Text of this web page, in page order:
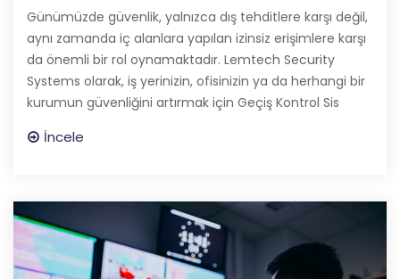
Günümüzde güvenlik, yalnızca dış tehditlere karşı değil,
aynı zamanda iç alanlara yapılan izinsiz erişimlere karşı
da önemli bir rol oynamaktadır. Lemtech Security
Systems olarak, iş yerinizin, ofisinizin ya da herhangi bir
kurumun güvenliğini artırmak için Geçiş Kontrol Sis
İncele